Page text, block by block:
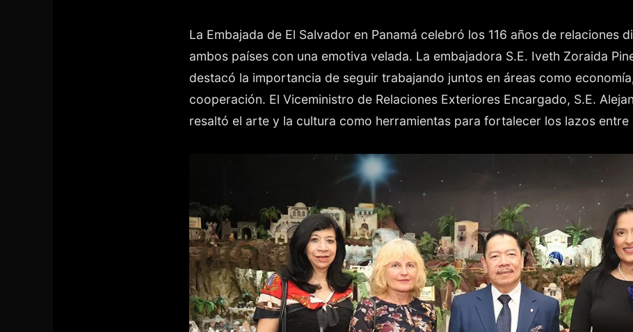
La Embajada de El Salvador en Panamá celebró los 116 años de relaciones
ambos países con una emotiva velada. La embajadora S.E. Iveth Zoraida
destacó la importancia de seguir trabajando juntos en áreas como
cooperación. El Viceministro de Relaciones Exteriores Encargado, S.E.
resaltó el arte y la cultura como herramientas para fortalecer los lazos entre